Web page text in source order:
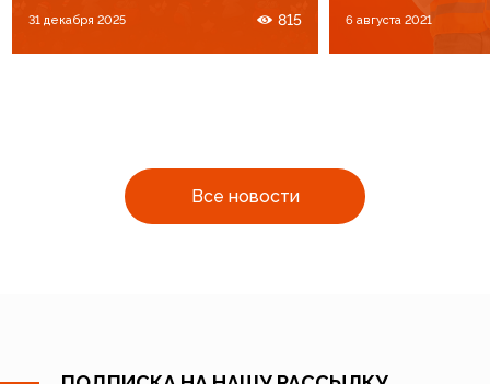
Все новости
31 декабря 2025 815 6 августа 2021